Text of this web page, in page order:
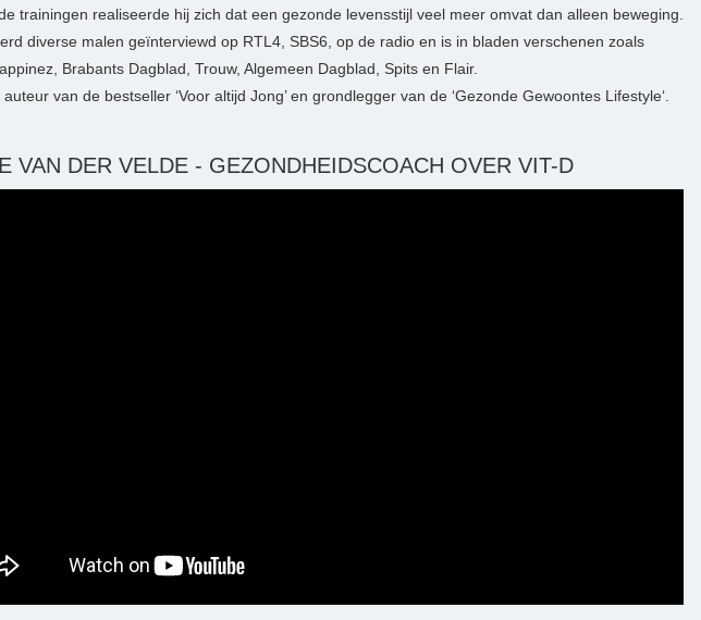
trainingen realiseerde hij zich dat een gezonde levensstijl veel meer omvat dan alleen beweging.
diverse malen geïnterviewd op RTL4, SBS6, op de radio en is in bladen verschenen zoals
Brabants Dagblad, Trouw, Algemeen Dagblad, Spits en Flair.
van de bestseller ‘Voor altijd Jong’ en grondlegger van de ‘Gezonde Gewoontes Lifestyle‘.
VAN DER VELDE - GEZONDHEIDSCOACH OVER VIT-D